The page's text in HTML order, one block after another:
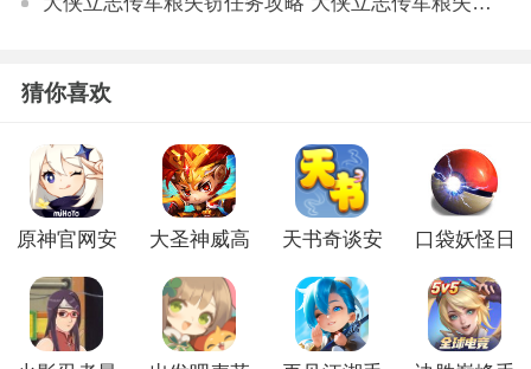
猜你喜欢
原神官网安
大圣神威高
天书奇谈安
口袋妖怪日